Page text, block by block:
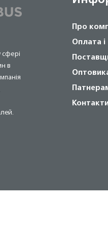
в
Про
Оплата